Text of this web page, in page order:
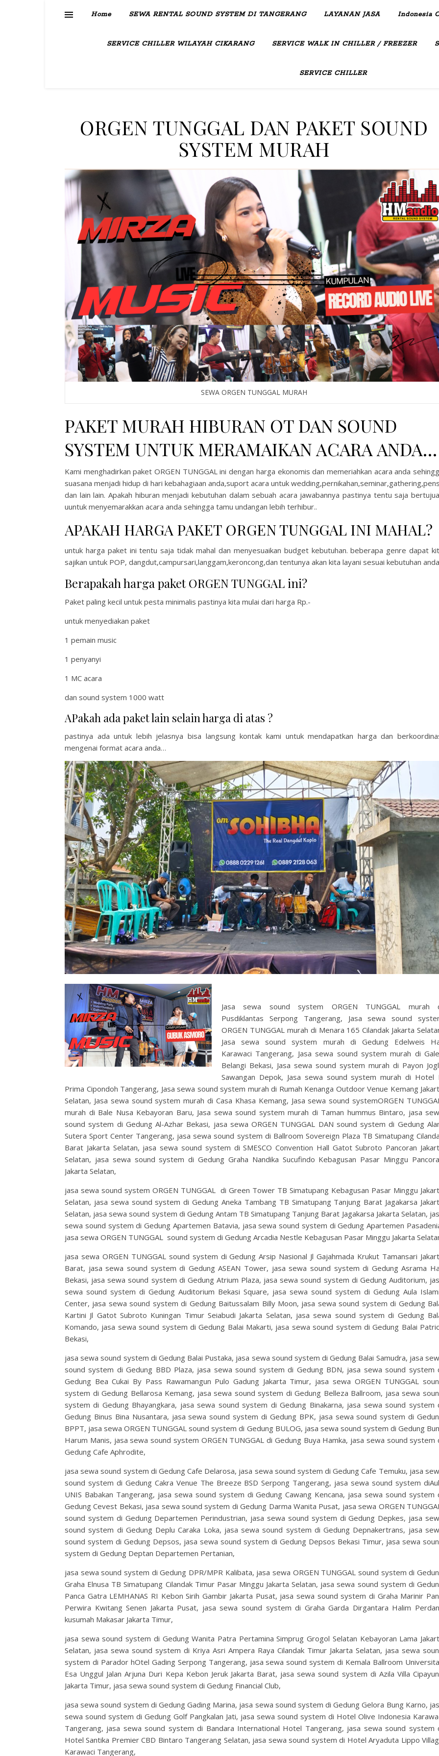
Home SEWA RENTAL SOUND SYSTEM DI TANGERANG LAYANAN JASA Indonesia
SERVICE CHILLER WILAYAH CIKARANG SERVICE WALK IN CHILLER / FREEZER
SERVICE CHILLER
ORGEN TUNGGAL DAN PAKET SOUND
SYSTEM MURAH
SEWA ORGEN TUNGGAL MURAH
PAKET MURAH HIBURAN OT DAN SOUND
SYSTEM UNTUK MERAMAIKAN ACARA ANDA…
Kami menghadirkan paket ORGEN TUNGGAL ini dengan harga ekonomis dan memeriahkan acara anda
suasana menjadi hidup di hari kebahagiaan anda,suport acara untuk
dan lain lain. Apakah hiburan menjadi kebutuhan dalam sebuah acara jawabannya pastinya tentu saja
uuntuk menyemarakkan acara anda sehingga tamu undangan lebih terhibur..
APAKAH HARGA PAKET ORGEN TUNGGAL INI MAHAL?
untuk harga paket ini tentu saja tidak mahal dan menyesuaikan budget kebutuhan. beberapa genre dapat
sajikan untuk POP, dangdut,campursari,langgam,keroncong,dan tentunya akan kita layani sesuai kebutuhan
Berapakah harga paket ORGEN TUNGGAL ini?
Paket paling kecil untuk pesta minimalis pastinya kita mulai dari harga Rp.-
untuk menyediakan paket
1 pemain music
1 penyanyi
1 MC acara
dan sound system 1000 watt
APakah ada paket lain selain harga di atas ?
pastinya ada untuk lebih jelasnya bisa langsung kontak kami untuk mendapatkan harga dan
mengenai format acara anda…
Jasa sewa sound system ORGEN TUNGGAL murah
Pusdiklantas Serpong Tangerang, Jasa sewa sound
ORGEN TUNGGAL murah di Menara 165 Cilandak Jakarta
Jasa sewa sound system murah di Gedung Edelweis
Karawaci Tangerang, Jasa sewa sound system murah di
Belangi Bekasi, Jasa sewa sound system murah di Payon
Sawangan Depok, Jasa sewa sound system murah di Hotel
Prima Cipondoh Tangerang, Jasa sewa sound system murah di Rumah Kenanga Outdoor Venue Kemang
Selatan, Jasa sewa sound system murah di Casa Khasa Kemang, Jasa sewa sound systemORGEN
murah di Bale Nusa Kebayoran Baru, Jasa sewa sound system murah di Taman hummus Bintaro, jasa
sound system di Gedung Al-Azhar Bekasi, jasa sewa ORGEN TUNGGAL DAN sound system di Gedung
Sutera Sport Center Tangerang, jasa sewa sound system di Ballroom Sovereign Plaza TB Simatupang
Barat Jakarta Selatan, jasa sewa sound system di SMESCO Convention Hall Gatot Subroto Pancoran
Selatan, jasa sewa sound system di Gedung Graha Nandika Sucufindo Kebagusan Pasar Minggu
Jakarta Selatan,
jasa sewa sound system ORGEN TUNGGAL di Green Tower TB Simatupang Kebagusan Pasar Minggu
Selatan, jasa sewa sound system di Gedung Aneka Tambang TB Simatupang Tanjung Barat Jagakarsa
Selatan, jasa sewa sound system di Gedung Antam TB Simatupang Tanjung Barat Jagakarsa Jakarta Selatan,
sewa sound system di Gedung Apartemen Batavia, jasa sewa sound system di Gedung Apartemen
jasa sewa ORGEN TUNGGAL sound system di Gedung Arcadia Nestle Kebagusan Pasar Minggu Jakarta
jasa sewa ORGEN TUNGGAL sound system di Gedung Arsip Nasional Jl Gajahmada Krukut Tamansari
Barat, jasa sewa sound system di Gedung ASEAN Tower, jasa sewa sound system di Gedung Asrama
Bekasi, jasa sewa sound system di Gedung Atrium Plaza, jasa sewa sound system di Gedung Auditorium,
sewa sound system di Gedung Auditorium Bekasi Square, jasa sewa sound system di Gedung Aula
Center, jasa sewa sound system di Gedung Baitussalam Billy Moon, jasa sewa sound system di Gedung
Kartini Jl Gatot Subroto Kuningan Timur Seiabudi Jakarta Selatan, jasa sewa sound system di Gedung
Komando, jasa sewa sound system di Gedung Balai Makarti, jasa sewa sound system di Gedung Balai
Bekasi,
jasa sewa sound system di Gedung Balai Pustaka, jasa sewa sound system di Gedung Balai Samudra, jasa
sound system di Gedung BBD Plaza, jasa sewa sound system di Gedung BDN, jasa sewa sound system
Gedung Bea Cukai By Pass Rawamangun Pulo Gadung Jakarta Timur, jasa sewa ORGEN TUNGGAL
system di Gedung Bellarosa Kemang, jasa sewa sound system di Gedung Belleza Ballroom, jasa sewa
system di Gedung Bhayangkara, jasa sewa sound system di Gedung Binakarna, jasa sewa sound system
Gedung Binus Bina Nusantara, jasa sewa sound system di Gedung BPK, jasa sewa sound system di
BPPT, jasa sewa ORGEN TUNGGAL sound system di Gedung BULOG, jasa sewa sound system di Gedung
Harum Manis, jasa sewa sound system ORGEN TUNGGAL di Gedung Buya Hamka, jasa sewa sound system
Gedung Cafe Aphrodite,
jasa sewa sound system di Gedung Cafe Delarosa, jasa sewa sound system di Gedung Cafe Temuku, jasa
sound system di Gedung Cakra Venue The Breeze BSD Serpong Tangerang, jasa sewa sound system
UNIS Babakan Tangerang, jasa sewa sound system di Gedung Cawang Kencana, jasa sewa sound system
Gedung Cevest Bekasi, jasa sewa sound system di Gedung Darma Wanita Pusat, jasa sewa ORGEN
sound system di Gedung Departemen Perindustrian, jasa sewa sound system di Gedung Depkes, jasa
sound system di Gedung Deplu Caraka Loka, jasa sewa sound system di Gedung Depnakertrans, jasa
sound system di Gedung Depsos, jasa sewa sound system di Gedung Depsos Bekasi Timur, jasa sewa
system di Gedung Deptan Departemen Pertanian,
jasa sewa sound system di Gedung DPR/MPR Kalibata, jasa sewa ORGEN TUNGGAL sound system di
Graha Elnusa TB Simatupang Cilandak Timur Pasar Minggu Jakarta Selatan, jasa sewa sound system di
Panca Gatra LEMHANAS RI Kebon Sirih Gambir Jakarta Pusat, jasa sewa sound system di Graha Marinir
Perwira Kwitang Senen Jakarta Pusat, jasa sewa sound system di Graha Garda Dirgantara Halim
kusumah Makasar Jakarta Timur,
jasa sewa sound system di Gedung Wanita Patra Pertamina Simprug Grogol Selatan Kebayoran Lama
Selatan, jasa sewa sound system di Kriya Asri Ampera Raya Cilandak Timur Jakarta Selatan, jasa sewa
system di Parador hOtel Gading Serpong Tangerang, jasa sewa sound system di Kemala Ballroom
Esa Unggul Jalan Arjuna Duri Kepa Kebon Jeruk Jakarta Barat, jasa sewa sound system di Azila Villa
Jakarta Timur, jasa sewa sound system di Gedung Financial Club,
jasa sewa sound system di Gedung Gading Marina, jasa sewa sound system di Gedung Gelora Bung Karno,
sewa sound system di Gedung Golf Pangkalan Jati, jasa sewa sound system di Hotel Olive Indonesia
Tangerang, jasa sewa sound system di Bandara International Hotel Tangerang, jasa sewa sound system
Hotel Santika Premier CBD Bintaro Tangerang Selatan, jasa sewa sound system di Hotel Aryaduta Lippo
Karawaci Tangerang,